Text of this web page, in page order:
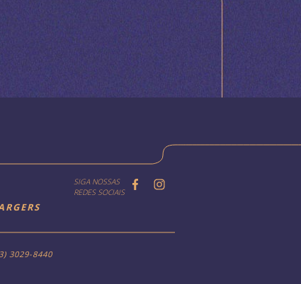
SIGA NOSSAS
REDES SOCIAIS
3029-8440